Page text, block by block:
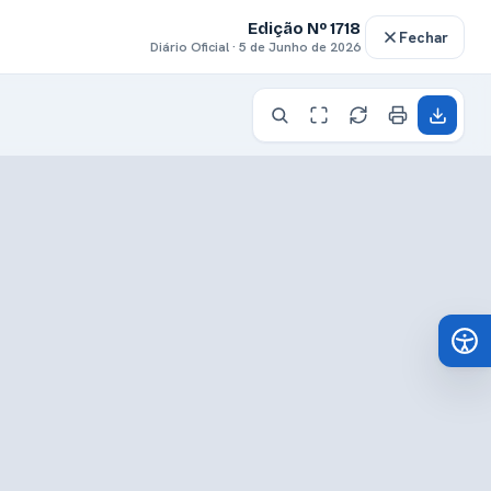
Edição Nº 1718
Diário Oficial · 5 de Junho de 2026 Fechar